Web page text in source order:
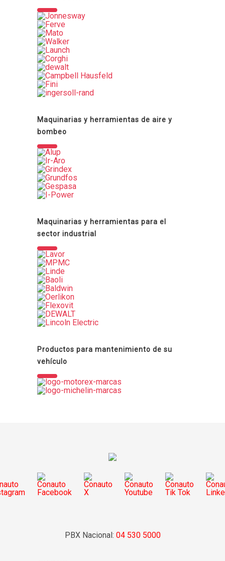
Maquinarias y herramientas de aire y
bombeo
Maquinarias y herramientas para el
sector industrial
Productos para mantenimiento de su
vehículo
PBX Nacional: 04 530 5000